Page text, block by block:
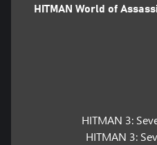
HITMAN World of
HITMAN 3:
HITMAN 3: